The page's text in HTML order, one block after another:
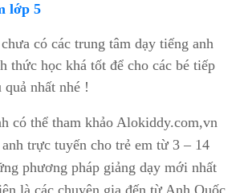
lớp 5
có các trung tâm dạy tiếng anh
thức học khá tốt để cho các bé tiếp
nhất nhé !
có thể tham khảo Alokiddy.com,vn
trực tuyến cho trẻ em từ 3 – 14
phương pháp giảng dạy mới nhất